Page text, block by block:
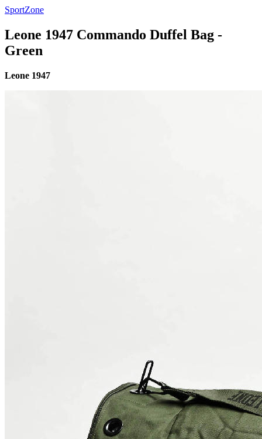
SportZone
Leone 1947 Commando Duffel Bag -
Green
Leone 1947